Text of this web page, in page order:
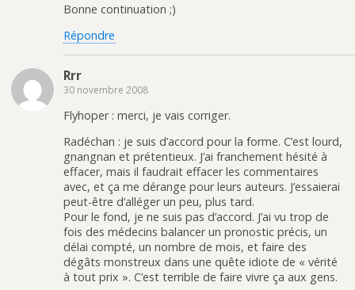
Bonne continuation ;)
Répondre
Rrr
30 novembre 2008
Flyhoper : merci, je vais corriger.
Radéchan : je suis d’accord pour la forme. C’est lourd,
gnangnan et prétentieux. J’ai franchement hésité à
effacer, mais il faudrait effacer les commentaires
avec, et ça me dérange pour leurs auteurs. J’essaierai
peut-être d’alléger un peu, plus tard.
Pour le fond, je ne suis pas d’accord. J’ai vu trop de
fois des médecins balancer un pronostic précis, un
délai compté, un nombre de mois, et faire des
dégâts monstreux dans une quête idiote de « vérité
à tout prix ». C’est terrible de faire vivre ça aux gens.